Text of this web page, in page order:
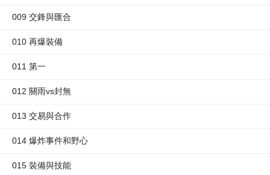
009 交鋒與匯合
010 再爆裝備
011 第一
012 關雨vs封無
013 交易與合作
014 爆炸事件和野心
015 裝備與技能